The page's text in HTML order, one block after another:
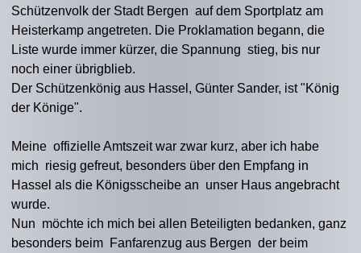
Schützenvolk der Stadt Bergen auf dem Sportplatz am
Heisterkamp angetreten. Die Proklamation begann, die
Liste wurde immer kürzer, die Spannung stieg, bis nur
noch einer übrigblieb.
Der Schützenkönig aus Hassel, Günter Sander, ist "König
der Könige".
Meine offizielle Amtszeit war zwar kurz, aber ich habe
mich riesig gefreut, besonders über den Empfang in
Hassel als die Königsscheibe an unser Haus angebracht
wurde.
Nun möchte ich mich bei allen Beteiligten bedanken, ganz
besonders beim Fanfarenzug aus Bergen der beim